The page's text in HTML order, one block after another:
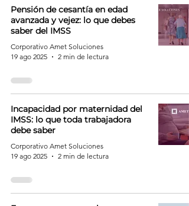
Pensión de cesantía en edad
avanzada y vejez: lo que debes
saber del IMSS
Corporativo Amet Soluciones
19 ago 2025
2 min de lectura
Incapacidad por maternidad del
IMSS: lo que toda trabajadora
debe saber
Corporativo Amet Soluciones
19 ago 2025
2 min de lectura